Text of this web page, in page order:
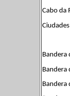
Cabo da
Bandera
Bandera
Bandera